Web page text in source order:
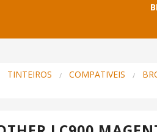
TINTEIROS COMPATIVEIS